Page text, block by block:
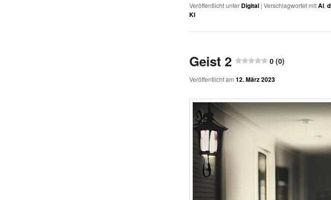
Veröffentlicht unter Digital |Verschlagwortet mit AI,
KI
Geist 2 0 (0)
Veröffentlicht am12. März 2023